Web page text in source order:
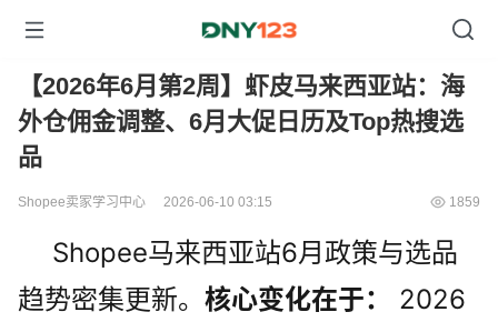
【2026年6月第2周】虾皮马来西亚站：海
外仓佣金调整、6月大促日历及Top热搜选
品
Shopee卖家学习中心 2026-06-10 03:15 1859
Shopee马来西亚站6月政策与选品
趋势密集更新。 核心变化在于：
2026